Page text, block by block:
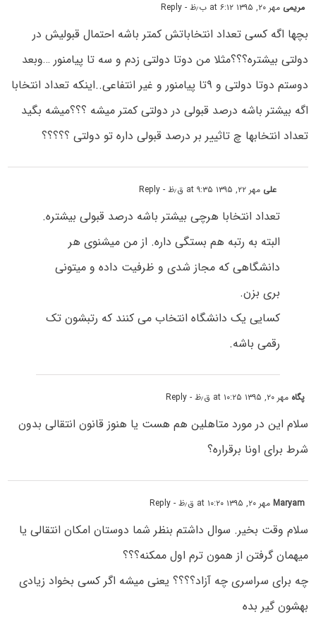
مریمی مهر ۲۰, ۱۳۹۵ at ۶:۱۲ ب٫ظ - Reply
بچها اگه کسی تعداد انتخاباتش کمتر باشه احتمال قبولیش در
دولتی بیشتره؟؟؟مثلا من دوتا دولتی زدم و سه تا پیامنور …وبعد
دوستم دوتا دولتی و ۹تا پیامنور و غیر انتفاعی..اینکه تعداد انتخابا
اگه بیشتر باشه درصد قبولی در دولتی کمتر میشه ؟؟؟میشه بگید
تعداد انتخابها چ تاثییر بر درصد قبولی داره تو دولتی ؟؟؟؟؟
علی مهر ۲۲, ۱۳۹۵ at ۹:۳۵ ق٫ظ - Reply
تعداد انتخابا هرچی بیشتر باشه درصد قبولی بیشتره.
البته به رتبه هم بستگی داره. از من میشنوی هر
دانشگاهی که مجاز شدی و ظرفیت داده و میتونی
بری بزن.
کسایی یک دانشگاه انتخاب می کنند که رتبشون تک
رقمی باشه.
پگاه مهر ۲۰, ۱۳۹۵ at ۱۰:۲۵ ق٫ظ - Reply
سلام این در مورد متاهلین هم هست یا هنوز قانون انتقالی بدون
شرط برای اونا برقراره؟
Maryamمهر ۲۰, ۱۳۹۵ at ۱۰:۲۰ ق٫ظ - Reply
سلام وقت بخیر. سوال داشتم بنظر شما دوستان امکان انتقالی یا
میهمان گرفتن از همون ترم اول ممکنه؟؟؟
چه برای سراسری چه آزاد؟؟؟؟ یعنی میشه اگر کسی بخواد زیادی
بهشون گیر بده